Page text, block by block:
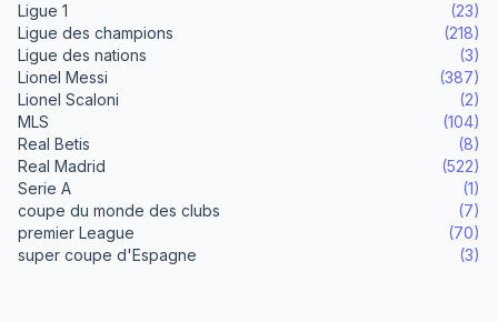
Ligue 1
(23)
Ligue des champions
(218)
Ligue des nations
(3)
Lionel Messi
(387)
Lionel Scaloni
(2)
MLS
(104)
Real Betis
(8)
Real Madrid
(522)
Serie A
(1)
coupe du monde des clubs
(7)
premier League
(70)
super coupe d'Espagne
(3)